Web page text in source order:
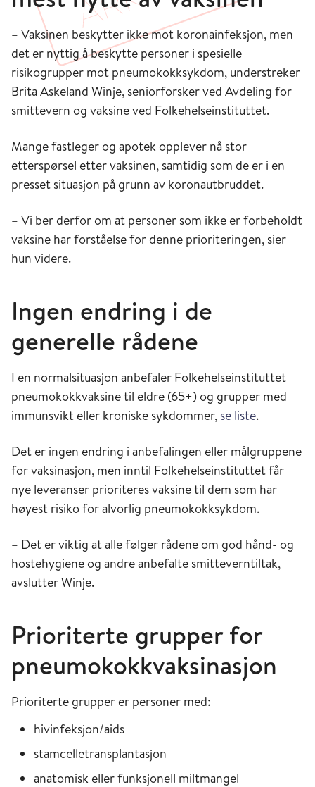
– Vaksinen beskytter ikke mot koronainfeksjon, men
det er nyttig å beskytte personer i spesielle
risikogrupper mot pneumokokksykdom, understreker
Brita Askeland Winje, seniorforsker ved Avdeling for
smittevern og vaksine ved Folkehelseinstituttet.
Mange fastleger og apotek opplever nå stor
etterspørsel etter vaksinen, samtidig som de er i en
presset situasjon på grunn av koronautbruddet.
– Vi ber derfor om at personer som ikke er forbeholdt
vaksine har forståelse for denne prioriteringen, sier
hun videre.
Ingen endring i de
generelle rådene
I en normalsituasjon anbefaler Folkehelseinstituttet
pneumokokkvaksine til eldre (65+) og grupper med
immunsvikt eller kroniske sykdommer, se liste.
Det er ingen endring i anbefalingen eller målgruppene
for vaksinasjon, men inntil Folkehelseinstituttet får
nye leveranser prioriteres vaksine til dem som har
høyest risiko for alvorlig pneumokokksykdom.
– Det er viktig at alle følger rådene om god hånd- og
hostehygiene og andre anbefalte smitteverntiltak,
avslutter Winje.
Prioriterte grupper for
pneumokokkvaksinasjon
Prioriterte grupper er personer med:
hivinfeksjon/aids
stamcelletransplantasjon
anatomisk eller funksjonell miltmangel